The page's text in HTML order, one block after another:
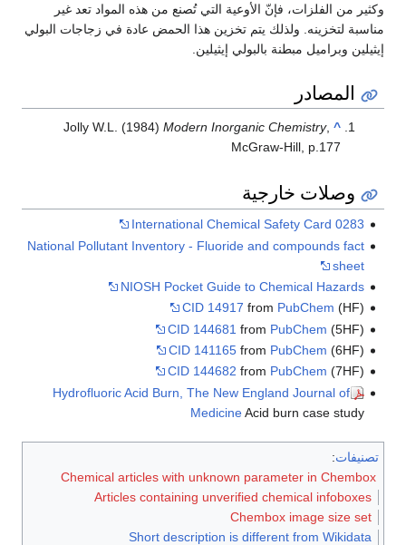
وكثير من الفلزات، فإنّ الأوعية التي تُصنع من هذه المواد تعد غير
مناسبة لتخزينه. ولذلك يتم تخزين هذا الحمض عادة في زجاجات البولي
إيثيلين وبراميل مبطنة بالبولي إيثيلين.
المصادر
^
Jolly W.L. (1984)Modern Inorganic Chemistry,
McGraw-Hill, p.177
وصلات خارجية
International Chemical Safety Card 0283
National Pollutant Inventory - Fluoride and compounds fact
sheet
NIOSH Pocket Guide to Chemical Hazards
CID 14917 from PubChem (HF)
CID 144681 from PubChem (5HF)
CID 141165from PubChem (6HF)
CID 144682 from PubChem (7HF)
Hydrofluoric Acid Burn, The New England Journal of
MedicineAcid burn case study
تصنيفات:
Chemical articles with unknown parameter in Chembox
Articles containing unverified chemical infoboxes
Chembox image size set
Short description is different from Wikidata